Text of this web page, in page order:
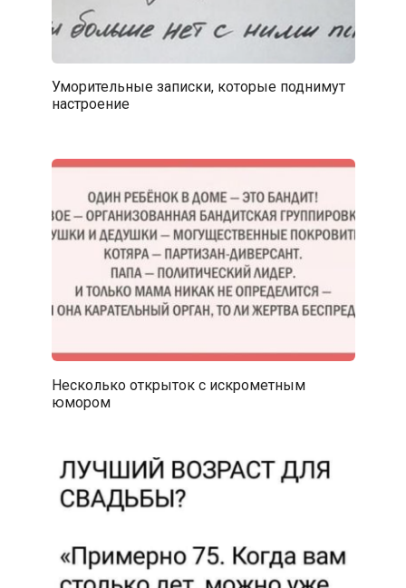
Уморительные записки, которые поднимут
настроение
Несколько открыток с искрометным
юмором